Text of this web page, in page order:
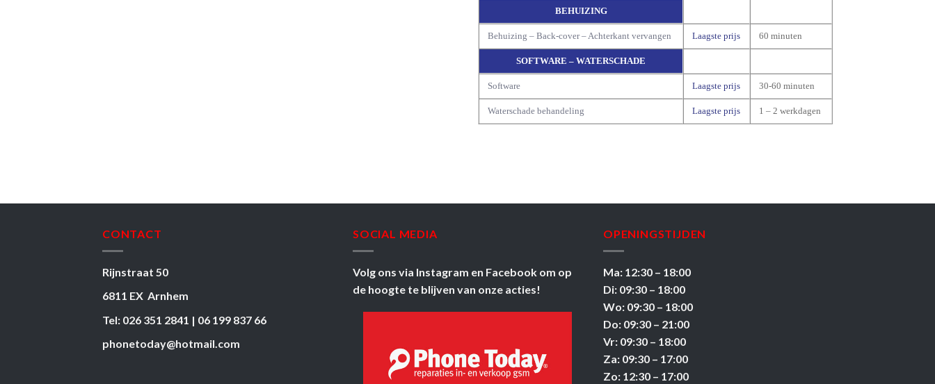
BEHUIZING
Behuizing – Back-cover – Achterkant vervangen Laagste prijs 60 minuten
SOFTWARE – WATERSCHADE
Software Laagste prijs 30-60 minuten
Waterschade behandeling Laagste prijs 1 – 2 werkdagen
CONTACT
Rijnstraat 50
6811 EX Arnhem
Tel: 026 351 2841 | 06 199 837 66
phonetoday@hotmail.com
SOCIAL MEDIA
Volg ons via Instagram en Facebook om op
de hoogte te blijven van onze acties!
OPENINGSTIJDEN
Ma: 12:30 – 18:00
Di: 09:30 – 18:00
Wo: 09:30 – 18:00
Do: 09:30 – 21:00
Vr: 09:30 – 18:00
Za: 09:30 – 17:00
Zo: 12:30 – 17:00